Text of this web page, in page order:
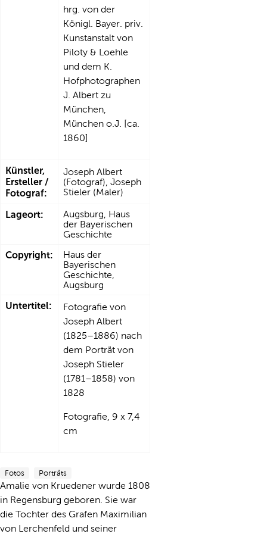
hrg. von der
Königl. Bayer. priv.
Kunstanstalt von
Piloty & Loehle
und dem K.
Hofphotographen
J. Albert zu
München,
München o.J. [ca.
1860]
Künstler,
Ersteller /
Fotograf:
Joseph Albert
(Fotograf), Joseph
Stieler (Maler)
Lageort:
Augsburg, Haus
der Bayerischen
Geschichte
Copyright:
Haus der
Bayerischen
Geschichte,
Augsburg
Untertitel:
Fotografie von
Joseph Albert
(1825–1886) nach
dem Porträt von
Joseph Stieler
(1781–1858) von
1828
Fotografie, 9 x 7,4
cm
Fotos Porträts
Amalie von Kruedener wurde 1808
in Regensburg geboren. Sie war
die Tochter des Grafen Maximilian
von Lerchenfeld und seiner